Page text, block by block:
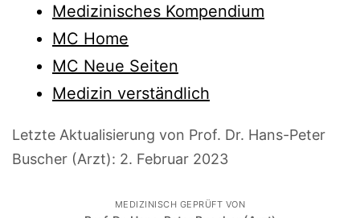
Medizinisches Kompendium
MC Home
MC Neue Seiten
Medizin verständlich
Letzte Aktualisierung von Prof. Dr. Hans-Peter
Buscher (Arzt): 2. Februar 2023
MEDIZINISCH GEPRÜFT VON